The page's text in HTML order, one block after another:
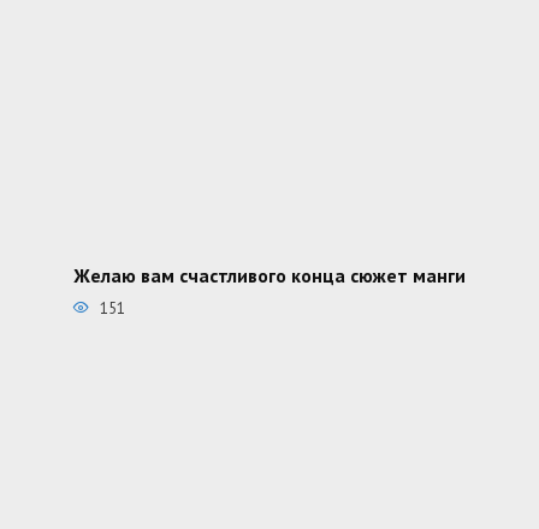
Желаю вам счастливого конца сюжет манги
151